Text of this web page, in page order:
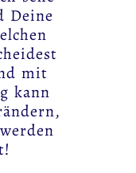
Deine
mit
kann